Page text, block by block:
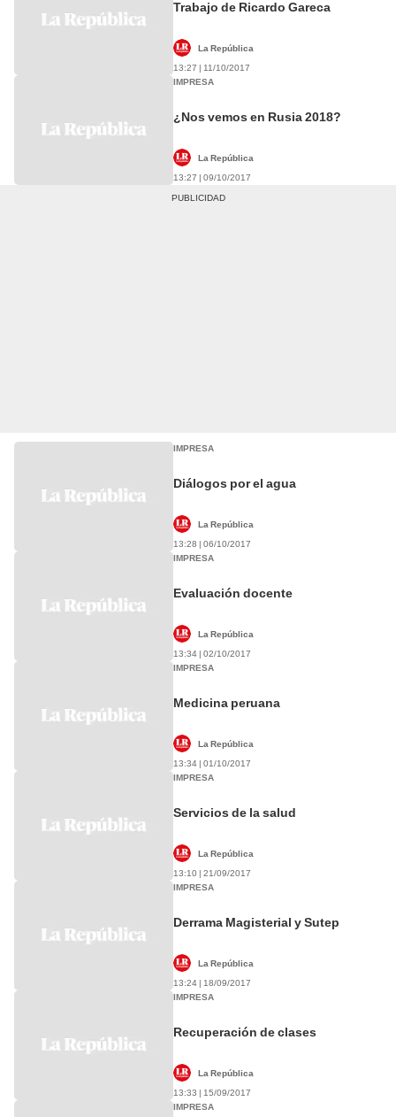
Trabajo de Ricardo Gareca
La República
13:27 | 11/10/2017
IMPRESA
¿Nos vemos en Rusia 2018?
La República
13:27 | 09/10/2017
IMPRESA
Diálogos por el agua
La República
13:28 | 06/10/2017
IMPRESA
Evaluación docente
La República
13:34 | 02/10/2017
IMPRESA
Medicina peruana
La República
13:34 | 01/10/2017
IMPRESA
Servicios de la salud
La República
13:10 | 21/09/2017
IMPRESA
Derrama Magisterial y Sutep
La República
13:24 | 18/09/2017
IMPRESA
Recuperación de clases
La República
13:33 | 15/09/2017
IMPRESA